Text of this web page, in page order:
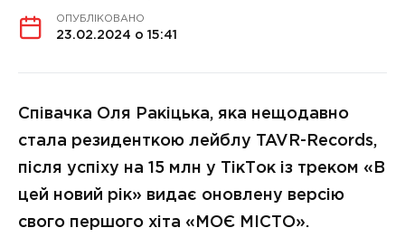
ОПУБЛІКОВАНО
23.02.2024 о 15:41
Співачка Оля Ракіцька, яка нещодавно
стала резиденткою лейблу TAVR-Records,
після успіху на 15 млн у ТікТок із треком «В
цей новий рік» видає оновлену версію
свого першого хіта «МОЄ МІСТО».